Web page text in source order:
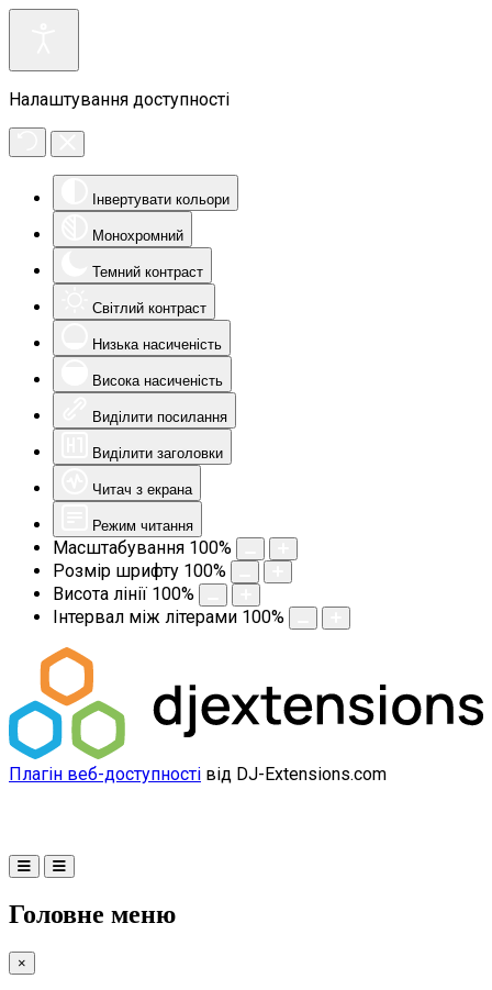
Налаштування доступності
Інвертувати кольори
Монохромний
Темний контраст
Світлий контраст
Низька насиченість
Висока насиченість
Виділити посилання
Виділити заголовки
Читач з екрана
Режим читання
Масштабування 100%
Розмір шрифту 100%
Висота лінії 100%
Інтервал між літерами 100%
Плагін веб-доступності від DJ-Extensions.com
Головне меню
×